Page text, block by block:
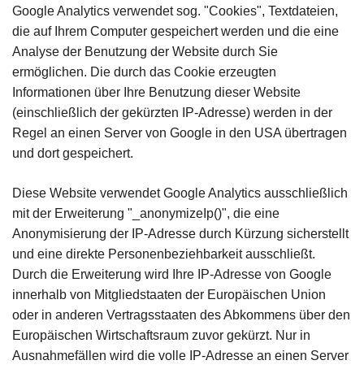
Google Analytics verwendet sog. "Cookies", Textdateien,
die auf Ihrem Computer gespeichert werden und die eine
Analyse der Benutzung der Website durch Sie
ermöglichen. Die durch das Cookie erzeugten
Informationen über Ihre Benutzung dieser Website
(einschließlich der gekürzten IP-Adresse) werden in der
Regel an einen Server von Google in den USA übertragen
und dort gespeichert.
Diese Website verwendet Google Analytics ausschließlich
mit der Erweiterung "_anonymizeIp()", die eine
Anonymisierung der IP-Adresse durch Kürzung sicherstellt
und eine direkte Personenbeziehbarkeit ausschließt.
Durch die Erweiterung wird Ihre IP-Adresse von Google
innerhalb von Mitgliedstaaten der Europäischen Union
oder in anderen Vertragsstaaten des Abkommens über den
Europäischen Wirtschaftsraum zuvor gekürzt. Nur in
Ausnahmefällen wird die volle IP-Adresse an einen Server